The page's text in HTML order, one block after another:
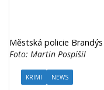
Městská policie
Foto: Martin Pospíšil
KRIMI NEWS